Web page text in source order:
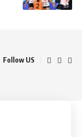
Follow US